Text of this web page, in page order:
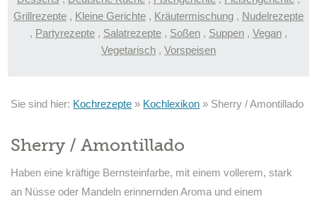
Grillrezepte , Kleine Gerichte , Kräutermischung , Nudelrezepte
, Partyrezepte , Salatrezepte , Soßen , Suppen , Vegan ,
Vegetarisch , Vorspeisen
Sie sind hier: Kochrezepte » Kochlexikon » Sherry / Amontillado
Sherry / Amontillado
Haben eine kräftige Bernsteinfarbe, mit einem vollerem, stark
an Nüsse oder Mandeln erinnernden Aroma und einem